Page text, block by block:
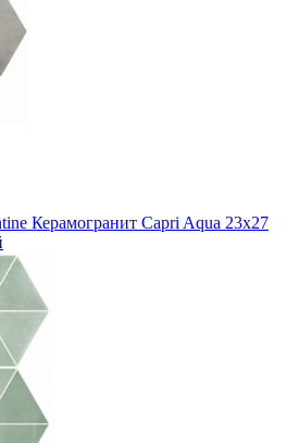
Керамогранит Capri Aqua 23x27